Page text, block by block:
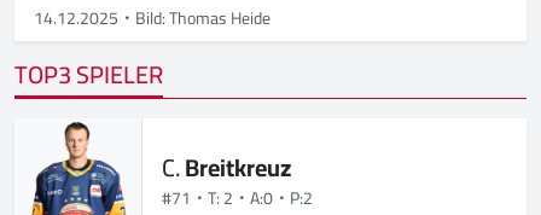
14.12.2025 Bild: Thomas Heide
TOP3 SPIELER
C.Breitkreuz
#71 T: 2 A:0 P:2